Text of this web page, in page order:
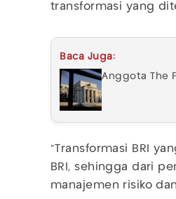
transformasi yang
Baca Juga:
Anggota The
“Transformasi BRI
BRI, sehingga dari
manajemen risiko